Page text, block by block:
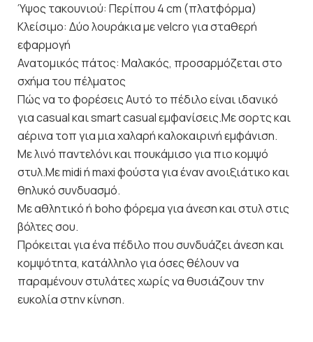
Ύψος τακουνιού: Περίπου 4 cm (πλατφόρμα)
Κλείσιμο: Δύο λουράκια με velcro για σταθερή
εφαρμογή
Ανατομικός πάτος: Μαλακός, προσαρμόζεται στο
σχήμα του πέλματος
Πώς να το φορέσεις Αυτό το πέδιλο είναι ιδανικό
για casual και smart casual εμφανίσεις.Με σορτς και
αέρινα τοπ για μια χαλαρή καλοκαιρινή εμφάνιση.
Με λινό παντελόνι και πουκάμισο για πιο κομψό
στυλ.Με midi ή maxi φούστα για έναν ανοιξιάτικο και
θηλυκό συνδυασμό.
Με αθλητικό ή boho φόρεμα για άνεση και στυλ στις
βόλτες σου.
Πρόκειται για ένα πέδιλο που συνδυάζει άνεση και
κομψότητα, κατάλληλο για όσες θέλουν να
παραμένουν στυλάτες χωρίς να θυσιάζουν την
ευκολία στην κίνηση.